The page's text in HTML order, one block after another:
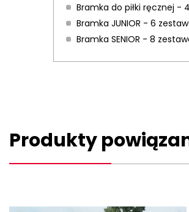
Bramka do piłki ręcznej -
Bramka JUNIOR - 6
Bramka SENIOR - 8
Produkty